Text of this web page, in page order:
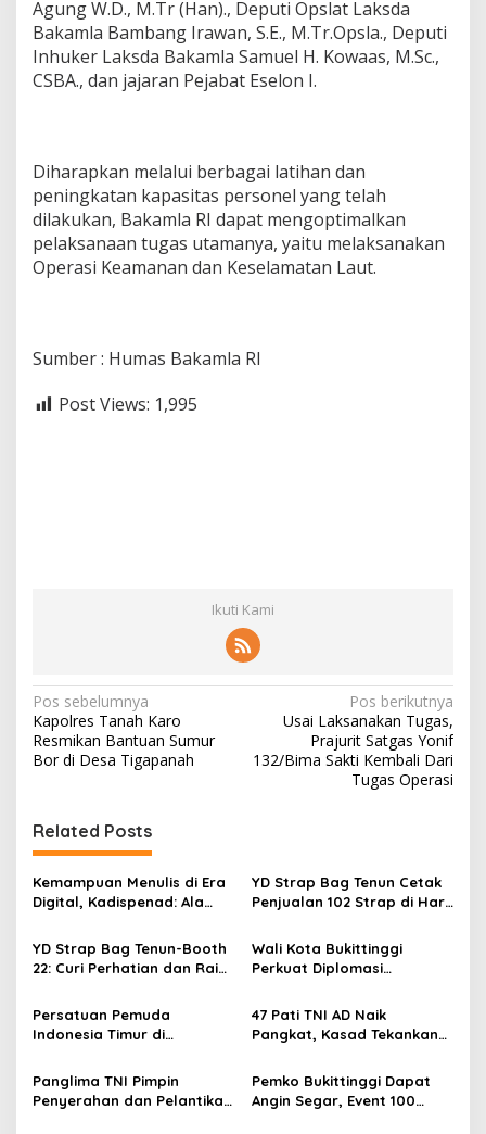
Agung W.D., M.Tr (Han)., Deputi Opslat Laksda
Bakamla Bambang Irawan, S.E., M.Tr.Opsla., Deputi
Inhuker Laksda Bakamla Samuel H. Kowaas, M.Sc.,
CSBA., dan jajaran Pejabat Eselon I.
Diharapkan melalui berbagai latihan dan
peningkatan kapasitas personel yang telah
dilakukan, Bakamla RI dapat mengoptimalkan
pelaksanaan tugas utamanya, yaitu melaksanakan
Operasi Keamanan dan Keselamatan Laut.
Sumber : Humas Bakamla RI
Post Views: 1,995
Ikuti Kami
N
a
v
g
a
s
i
p
o
s
Pos sebelumnya
Kapolres Tanah Karo
Resmikan Bantuan Sumur
Bor di Desa Tigapanah
Pos berikutnya
Usai Laksanakan Tugas,
Prajurit Satgas Yonif
132/Bima Sakti Kembali Dari
Tugas Operasi
Related Posts
Kemampuan Menulis di Era
Digital, Kadispenad: Ala
YD Strap Bag Tenun Cetak
Penjualan 102 Strap di Hari
2026, Bukti Wastra
Nusantara Kian Digemari
YD Strap Bag Tenun-Booth
22: Curi Perhatian dan Raih
Memandang Wastra
dengan Citra Nan Anggun
Wali Kota Bukittinggi
Perkuat Diplomasi
Dubes Belanda dan Jerman
Sukseskan 100 Tahun Jam
Gadang
Persatuan Pemuda
Indonesia Timur di
Bertajuk “Torang Samua
Basudara”
47 Pati TNI AD Naik
Pangkat, Kasad Tekankan
Adaptasi
Panglima TNI Pimpin
Penyerahan dan Pelantikan
Pemko Bukittinggi Dapat
Angin Segar, Event 100